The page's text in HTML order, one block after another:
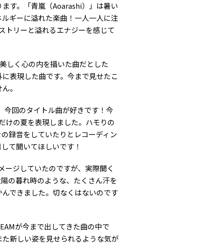
す。「青嵐（Aoarashi）」は暑い
ギーに溢れた楽曲！一人一人に注
トリーと溢れるエナジーを感じて
しく心の内を描いた曲だとした
表現した曲です。今まで見せたこ
。
回のタイトル曲が好きです！今
けの夏を表現しました。ハモりの
録音をしていたりとレコーディン
て聞いてほしいです！
ジしていたのですが、実際聞く
の暮れ時のような、たくさん汗を
できました。切なくはないのです
が今まで出してきた曲の中で
新しい姿を見せられるような気が